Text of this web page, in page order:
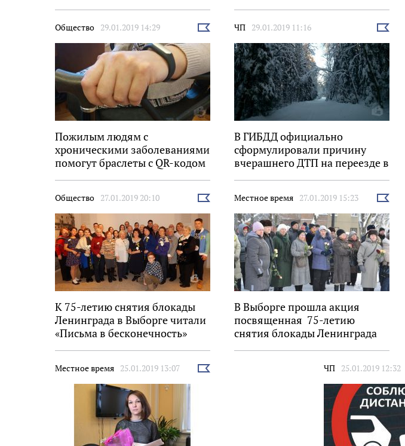
Общество 29.01.2019 14:29
Выбрать
Пожилым людям с
хроническими заболеваниями
помогут браслеты с QR-кодом
ЧП 29.01.2019 11:16
Выбрать
В ГИБДД официально
сформулировали причину
вчерашнего ДТП на переезде в
Общество 27.01.2019 20:10
Выбрать
К 75-летию снятия блокады
Ленинграда в Выборге читали
«Письма в бесконечность»
Местное время 27.01.2019 15:23
Выбрать
В Выборге прошла акция
посвященная 75-летию
снятия блокады Ленинграда
Местное время 25.01.2019 13:07
Выбрать
ЧП 25.01.2019 12:32